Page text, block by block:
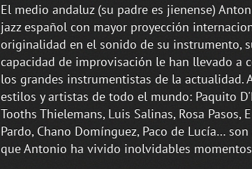
El medio andaluz (su padre es jienense)
jazz español con mayor proyección
originalidad en el sonido de su instrumento,
capacidad de improvisación le han llevado a
los grandes instrumentistas de la actualidad.
estilos y artistas de todo el mundo: Paquito
Tooths Thielemans, Luis Salinas, Rosa Pasos,
Pardo, Chano Domínguez, Paco de Lucía…
que Antonio ha vivido inolvidables